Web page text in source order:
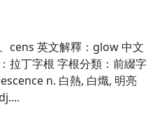
cens 英文解釋：glow 中文
拉丁字根 字根分類：前綴字
n. 白熱, 白熾, 明亮